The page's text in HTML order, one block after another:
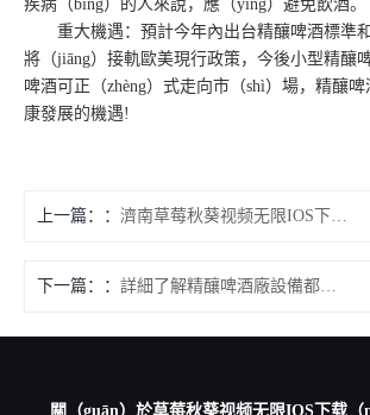
疾病（bìng）的人來說，應（yīng）避免飲酒。
重大機遇：預計今年內出台精釀啤酒標準
將（jiāng）接軌歐美現行政策，今後小型精釀
啤酒可正（zhèng）式走向市（shì）場，精釀
康發展的機遇!
上一篇：
下一篇：
關（guān）於草莓秋葵视频无限IOS下载（